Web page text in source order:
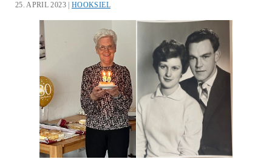
25. APRIL 2023 |HOOKSIEL